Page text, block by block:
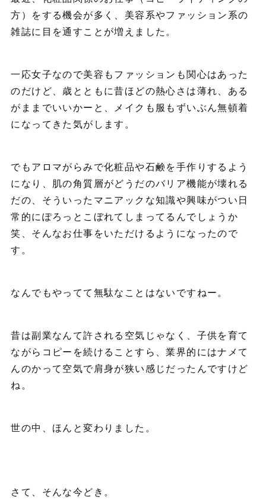
方）をする機会が多く、美容系やファッション系の
雑誌に目を通すことが増えました。
一応女子なので美容もファッションも関心はあった
のだけど、歳とともに昔ほどの熱心さは薄れ、ある
がままでいいかーと、メイクも服もずいぶん無頓着
になってきた気がします。
でもアロマがらみで化粧品や石鹸を手作りするよう
になり、肌の角質層がどうだのバリア機能が壊れる
だの、そういったマニアックな知識や興味がつい日
常的にぽろっとこぼれてしまってるんでしょうか
笑、そんなお仕事をいただけるようになったので
す。
なんでもやってて無駄なことはないですねー。
昔は副業なんて許される空気じゃなく、子供を育て
ながらコピーを続けることすら、業界的にはナメて
んのかって空気で肩身が狭い感じだったんですけど
ね。
世の中、ほんと変わりました。
さて、そんな今どき。